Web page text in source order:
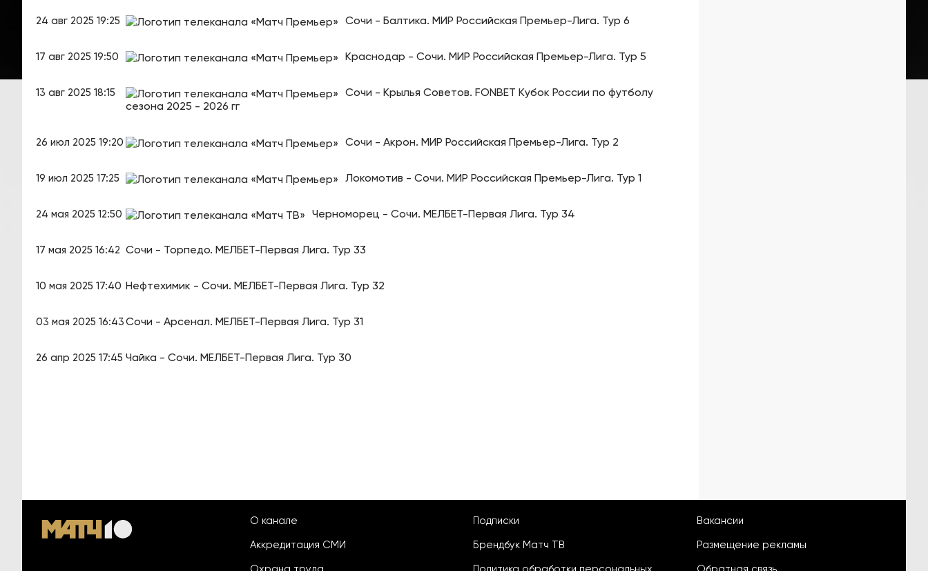
24 авг 2025 19:25 Сочи - Балтика. МИР Российская Премьер-Лига. Тур 6
17 авг 2025 19:50 Краснодар - Сочи. МИР Российская Премьер-Лига. Тур 5
13 авг 2025 18:15
Сочи - Крылья Советов. FONBET Кубок России по футболу
сезона 2025 - 2026 гг
26 июл 2025 19:20 Сочи - Акрон. МИР Российская Премьер-Лига. Тур 2
19 июл 2025 17:25 Локомотив - Сочи. МИР Российская Премьер-Лига. Тур 1
24 мая 2025 12:50 Черноморец - Сочи. МЕЛБЕТ-Первая Лига. Тур 34
17 мая 2025 16:42 Сочи - Торпедо. МЕЛБЕТ-Первая Лига. Тур 33
10 мая 2025 17:40 Нефтехимик - Сочи. МЕЛБЕТ-Первая Лига. Тур 32
03 мая 2025 16:43Сочи - Арсенал. МЕЛБЕТ-Первая Лига. Тур 31
26 апр 2025 17:45 Чайка - Сочи. МЕЛБЕТ-Первая Лига. Тур 30
О канале
Аккредитация СМИ
Подписки
Брендбук Матч ТВ
Вакансии
Размещение рекламы